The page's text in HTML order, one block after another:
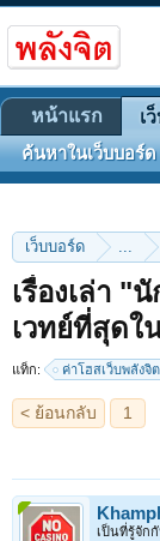
เว็บบอร์ด ...
เรื่องเล่า "
เวทย์ที่สุดใ
แท็ก: ค่าโฮสเว็บพลังจิต
< ย้อนกลับ 1 4180
เป็นที่รู้จัก
หน้าแรก เ
ค้นหาในเว็บบอร์ด